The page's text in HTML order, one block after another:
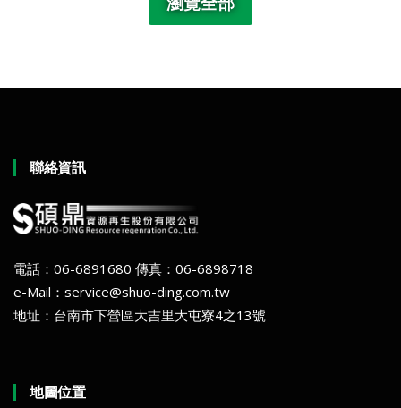
聯絡資訊
電話：06-6891680 傳真：06-6898718
e-Mail：service@shuo-ding.com.tw
地址：台南市下營區大吉里大屯寮4之13號
地圖位置